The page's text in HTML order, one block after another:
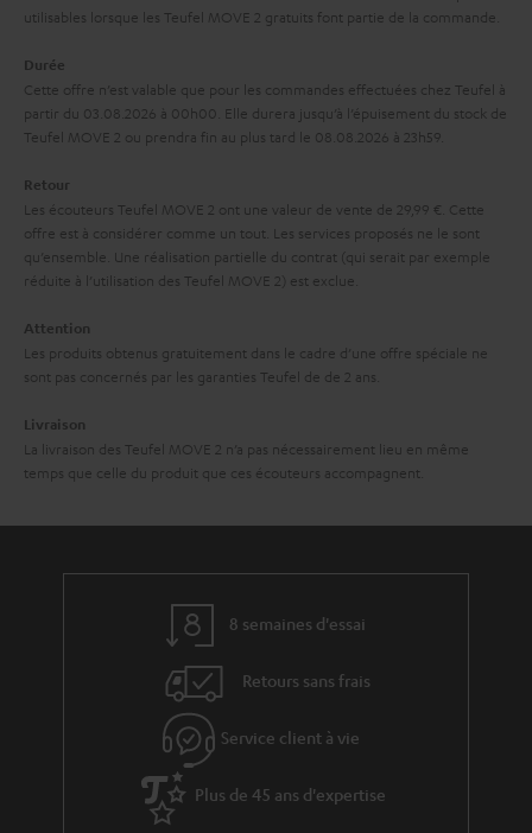
d
i
i
o
n
l
g
a
a
n
t
e
utilisables lorsque les Teufel MOVE 2 gratuits font partie de la commande.
Durée
Cette offre n’est valable que pour les commandes effectuées chez Teufel à
partir du 03.08.2026 à 00h00. Elle durera jusqu’à l’épuisement du stock de
Teufel MOVE 2 ou prendra fin au plus tard le 08.08.2026 à 23h59.
Retour
Les écouteurs Teufel MOVE 2 ont une valeur de vente de 29,99 €. Cette
offre est à considérer comme un tout. Les services proposés ne le sont
qu’ensemble. Une réalisation partielle du contrat (qui serait par exemple
réduite à l’utilisation des Teufel MOVE 2) est exclue.
Attention
Les produits obtenus gratuitement dans le cadre d’une offre spéciale ne
sont pas concernés par les garanties Teufel de de 2 ans.
Livraison
La livraison des Teufel MOVE 2 n’a pas nécessairement lieu en même
temps que celle du produit que ces écouteurs accompagnent.
8 semaines d'essai
Retours sans frais
Service client à vie
Plus de 45 ans d'expertise